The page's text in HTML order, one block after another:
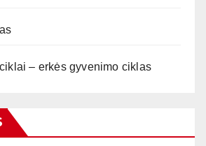
– erkės gyvenimo ciklas